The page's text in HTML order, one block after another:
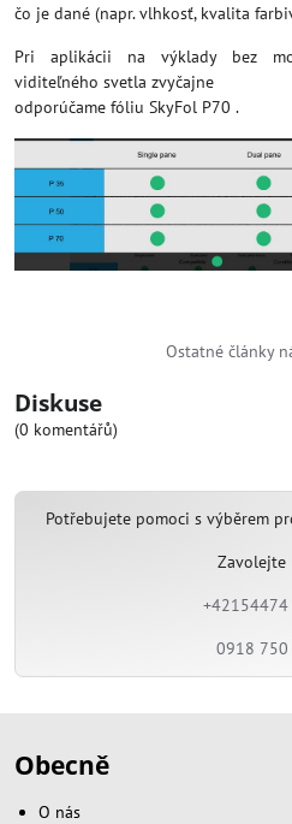
čo je dané (napr. vlhkosť, kvalita
Pri aplikácii na výklady bez
viditeľného svetla zvyčajne
odporúčame fóliu SkyFol P70 .
Ostatné články
Diskuse
(0 komentářů)
Potřebujete pomoci s výběrem
Zavolejte
0918 750
Obecně
O nás